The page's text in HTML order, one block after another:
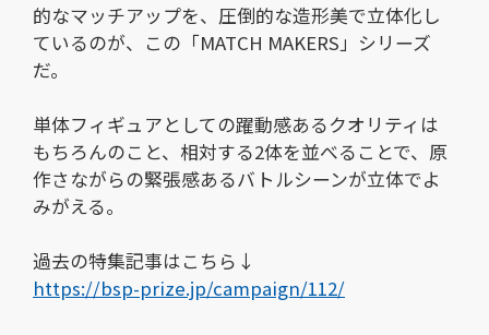
的なマッチアップを、圧倒的な造形美で立体化し
ているのが、この「MATCH MAKERS」シリーズ
だ。
単体フィギュアとしての躍動感あるクオリティは
もちろんのこと、相対する2体を並べることで、原
作さながらの緊張感あるバトルシーンが立体でよ
みがえる。
過去の特集記事はこちら↓
https://bsp-prize.jp/campaign/112/